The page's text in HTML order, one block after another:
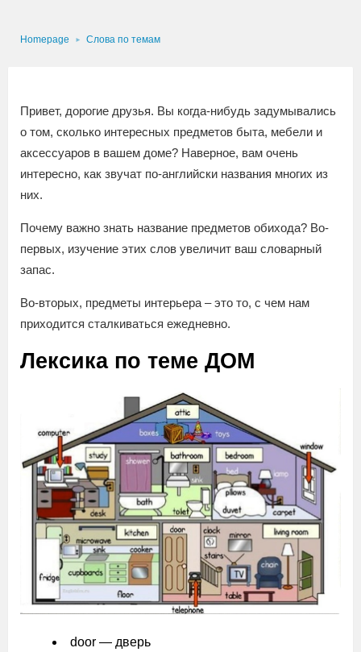
Homepage Слова по темам
Привет, дорогие друзья. Вы когда-нибудь задумывались
о том, сколько интересных предметов быта, мебели и
аксессуаров в вашем доме? Наверное, вам очень
интересно, как звучат по-английски названия многих из
них.
Почему важно знать название предметов обихода? Во-
первых, изучение этих слов увеличит ваш словарный
запас.
Во-вторых, предметы интерьера – это то, с чем нам
приходится сталкиваться ежедневно.
Лексика по теме ДОМ
door — дверь